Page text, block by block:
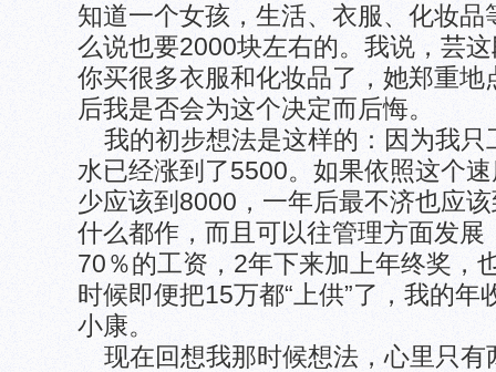
知道一个女孩，生活、衣服、化妆
么说也要2000块左右的。我说，芸
你买很多衣服和化妆品了，她郑重地
后我是否会为这个决定而后悔。
我的初步想法是这样的：因为我只
水已经涨到了5500。如果依照这个
少应该到8000，一年后最不济也应
什么都作，而且可以往管理方面发展
70％的工资，2年下来加上年终奖，
时候即便把15万都“上供”了，我的
小康。
现在回想我那时候想法，心里只有